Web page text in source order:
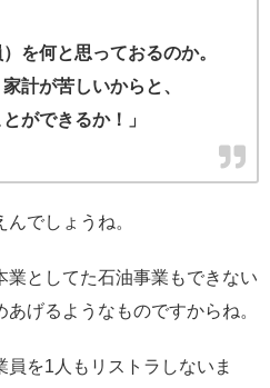
を何と思っておるのか。
計が苦しいからと、
ができるか！」
でしょうね。
業としてた石油事業もできない
げるようなものですからね。
員を1人もリストラしないま